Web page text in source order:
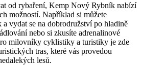
od rybaření, Kemp Nový Rybník nabízí
možností. Například si můžete
vydat se na dobrodružství po hladině
nebo si zkusíte adrenalinové
milovníky cyklistiky a turistiky je zde
tras, které vás provedou
lesů.